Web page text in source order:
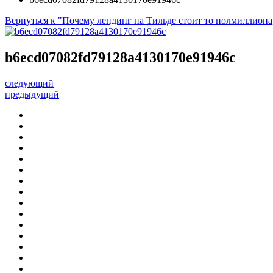
Вернуться к "Почему лендинг на Тильде стоит то
b6ecd07082fd79128a4130170e91946c
следующий
предыдущий